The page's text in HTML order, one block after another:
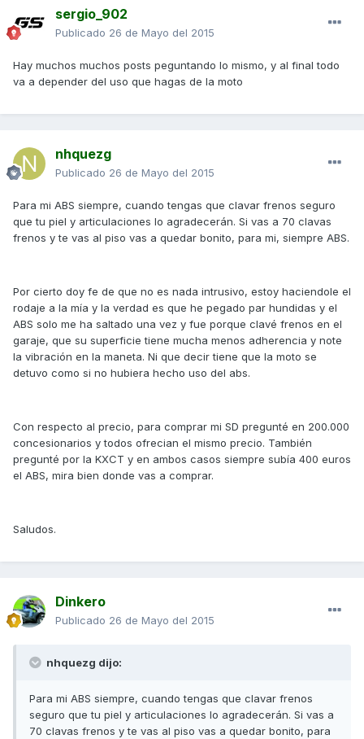
sergio_902
Publicado 26 de Mayo del 2015
Hay muchos muchos posts peguntando lo mismo, y al final todo
va a depender del uso que hagas de la moto
nhquezg
Publicado 26 de Mayo del 2015
Para mi ABS siempre, cuando tengas que clavar frenos seguro
que tu piel y articulaciones lo agradecerán. Si vas a 70 clavas
frenos y te vas al piso vas a quedar bonito, para mi, siempre ABS.
Por cierto doy fe de que no es nada intrusivo, estoy haciendole el
rodaje a la mía y la verdad es que he pegado par hundidas y el
ABS solo me ha saltado una vez y fue porque clavé frenos en el
garaje, que su superficie tiene mucha menos adherencia y note
la vibración en la maneta. Ni que decir tiene que la moto se
detuvo como si no hubiera hecho uso del abs.
Con respecto al precio, para comprar mi SD pregunté en 200.000
concesionarios y todos ofrecian el mismo precio. También
pregunté por la KXCT y en ambos casos siempre subía 400 euros
el ABS, mira bien donde vas a comprar.
Saludos.
Dinkero
Publicado 26 de Mayo del 2015
nhquezg dijo:
Para mi ABS siempre, cuando tengas que clavar frenos
seguro que tu piel y articulaciones lo agradecerán. Si vas a
70 clavas frenos y te vas al piso vas a quedar bonito, para